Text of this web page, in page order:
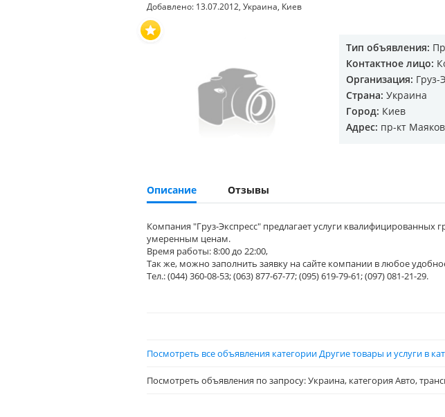
Добавлено: 13.07.2012, Украина, Киев
Тип объявления:
Контактное лицо:
Организация: Груз-
Страна: Украина
Город: Киев
Адрес: пр-кт
Описание Отзывы
Компания "Груз-Экспресс" предлагает услуги квалифицированных
умеренным ценам.
Время работы: 8:00 до 22:00,
Так же, можно заполнить заявку на сайте компании в любое
Тел.: (044) 360-08-53; (063) 877-67-77; (095) 619-79-61; (097) 081-21-29.
Посмотреть все объявления категории Другие товары и услуги в
Посмотреть объявления по запросу: Украина, категория Авто,